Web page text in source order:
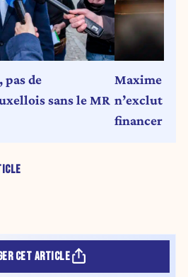
pas de
sans le MR
Maxime
n’exclut
financer
CET ARTICLE